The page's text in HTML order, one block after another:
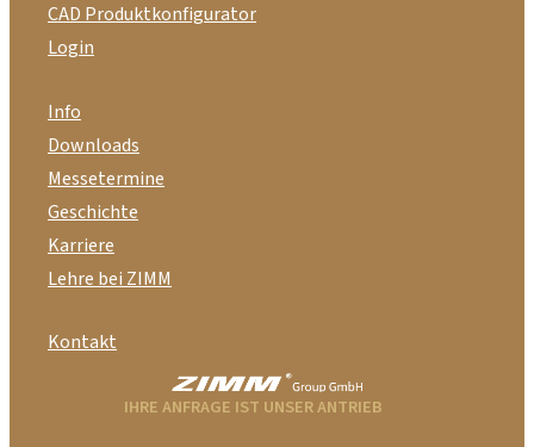
CAD Produktkonfigurator
Login
Info
Downloads
Messetermine
Geschichte
Karriere
Lehre bei ZIMM
Kontakt
IHRE ANFRAGE IST UNSER ANTRIEB